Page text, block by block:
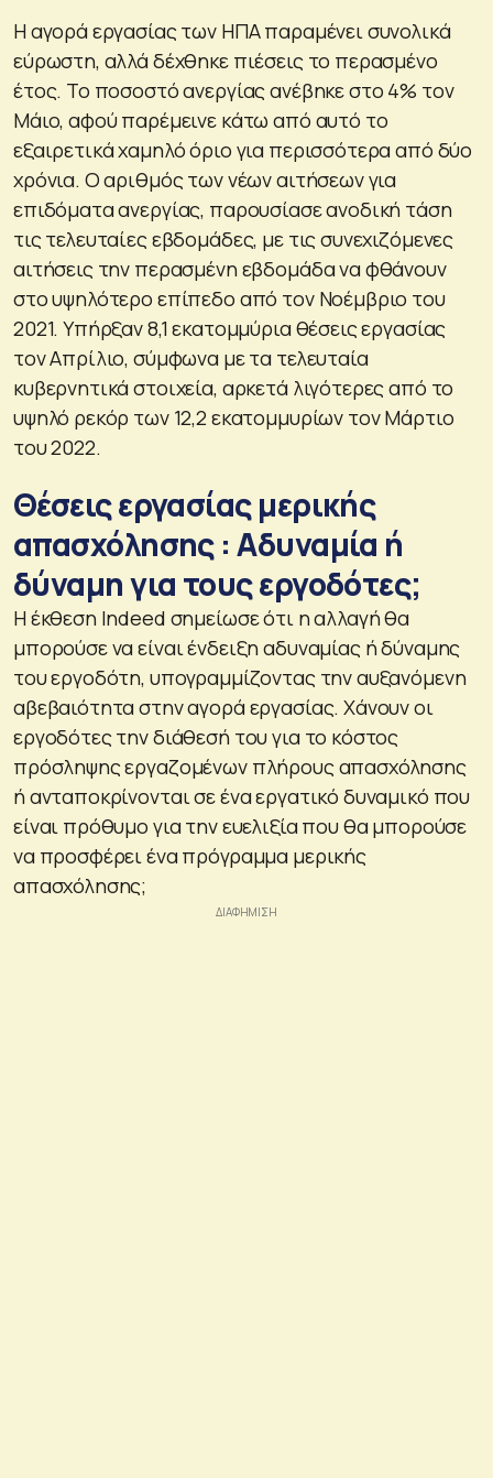
Η αγορά εργασίας των ΗΠΑ παραμένει συνολικά
εύρωστη, αλλά δέχθηκε πιέσεις το περασμένο
έτος. Το ποσοστό ανεργίας ανέβηκε στο 4% τον
Μάιο, αφού παρέμεινε κάτω από αυτό το
εξαιρετικά χαμηλό όριο για περισσότερα από δύο
χρόνια. Ο αριθμός των νέων αιτήσεων για
επιδόματα ανεργίας, παρουσίασε ανοδική τάση
τις τελευταίες εβδομάδες, με τις συνεχιζόμενες
αιτήσεις την περασμένη εβδομάδα να φθάνουν
στο υψηλότερο επίπεδο από τον Νοέμβριο του
2021. Υπήρξαν 8,1 εκατομμύρια θέσεις εργασίας
τον Απρίλιο, σύμφωνα με τα τελευταία
κυβερνητικά στοιχεία, αρκετά λιγότερες από το
υψηλό ρεκόρ των 12,2 εκατομμυρίων τον Μάρτιο
του 2022.
Θέσεις εργασίας μερικής
απασχόλησης : Αδυναμία ή
δύναμη για τους εργοδότες;
Η έκθεση Indeed σημείωσε ότι η αλλαγή θα
μπορούσε να είναι ένδειξη αδυναμίας ή δύναμης
του εργοδότη, υπογραμμίζοντας την αυξανόμενη
αβεβαιότητα στην αγορά εργασίας. Χάνουν οι
εργοδότες την διάθεσή του για το κόστος
πρόσληψης εργαζομένων πλήρους απασχόλησης
ή ανταποκρίνονται σε ένα εργατικό δυναμικό που
είναι πρόθυμο για την ευελιξία που θα μπορούσε
να προσφέρει ένα πρόγραμμα μερικής
απασχόλησης;